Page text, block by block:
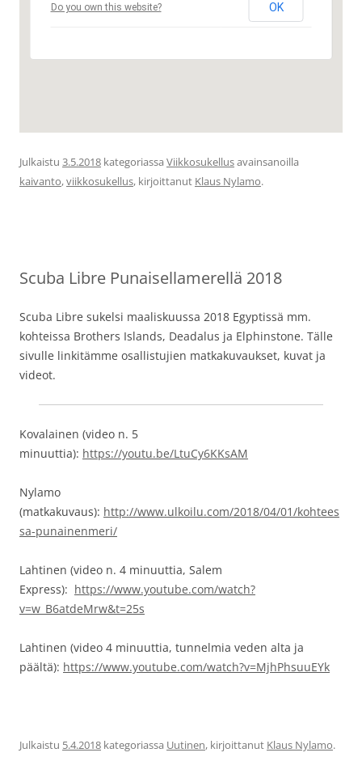
Do you own this website? OK
Julkaistu 3.5.2018 kategoriassa Viikkosukellusavainsanoilla
kaivanto,viikkosukellus, kirjoittanut Klaus Nylamo.
Scuba Libre Punaisellamerellä 2018
Scuba Libre sukelsi maaliskuussa 2018 Egyptissä mm.
kohteissa Brothers Islands, Deadalus ja Elphinstone. Tälle
sivulle linkitämme osallistujien matkakuvaukset, kuvat ja
videot.
Kovalainen (video n. 5
minuuttia): https://youtu.be/LtuCy6KKsAM
Nylamo
(matkakuvaus): http://www.ulkoilu.com/2018/04/01/kohtees
sa-punainenmeri/
Lahtinen (video n. 4 minuuttia, Salem
Express): https://www.youtube.com/watch?
v=w_B6atdeMrw&t=25s
Lahtinen (video 4 minuuttia, tunnelmia veden alta ja
päältä): https://www.youtube.com/watch?v=MjhPhsuuEYk
Julkaistu 5.4.2018 kategoriassa Uutinen, kirjoittanut Klaus Nylamo.